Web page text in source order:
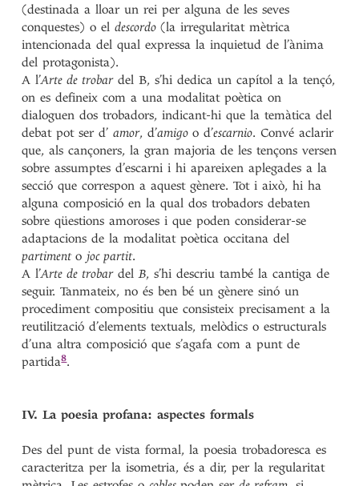
(destinada a lloar un rei per alguna de les seves
conquestes) o eldescordo(la irregularitat mètrica
intencionada del qual expressa la inquietud de l’ànima
del protagonista).
A l’Arte de trobardel B, s’hi dedica un capítol a la tençó,
on es defineix com a una modalitat poètica on
dialoguen dos trobadors, indicant-hi que la temàtica del
debat pot ser d’amor, d’amigoo d’escarnio. Convé aclarir
que, als cançoners, la gran majoria de les tençons versen
sobre assumptes d’escarni i hi apareixen aplegades a la
secció que correspon a aquest gènere. Tot i això, hi ha
alguna composició en la qual dos trobadors debaten
sobre qüestions amoroses i que poden considerar-se
adaptacions de la modalitat poètica occitana del
partimento joc partit.
A l’Arte de trobardelB, s’hi descriu també la cantiga de
seguir. Tanmateix, no és ben bé un gènere sinó un
procediment compositiu que consisteix precisament a la
reutilització d’elements textuals, melòdics o estructurals
d’una altra composició que s’agafa com a punt de
partida8.
IV. La poesia profana: aspectes formals
Des del punt de vista formal, la poesia trobadoresca es
caracteritza per la isometria, és a dir, per la regularitat